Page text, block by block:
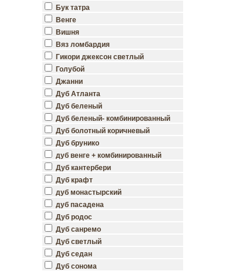
Бук татра
Венге
Вишня
Вяз ломбардия
Гикори джексон светлый
Голубой
Джанни
Дуб Атланта
Дуб беленый
Дуб беленый- комбинированный
Дуб болотный коричневый
Дуб брунико
дуб венге + комбинированный
Дуб кантербери
Дуб крафт
дуб монастырский
дуб пасадена
Дуб родос
Дуб санремо
Дуб светлый
Дуб седан
Дуб сонома